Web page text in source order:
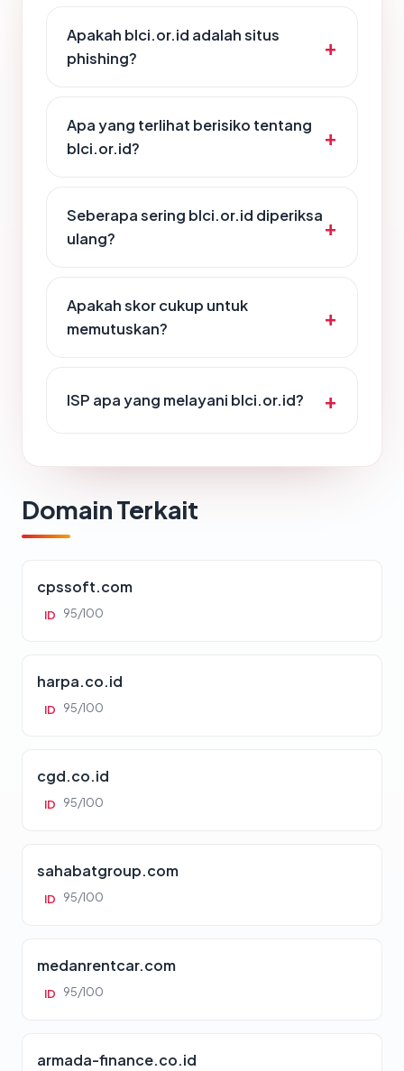
Apakah blci.or.id adalah situs
phishing?
Apa yang terlihat berisiko tentang
blci.or.id?
Seberapa sering blci.or.id diperiksa
ulang?
Apakah skor cukup untuk
memutuskan?
ISP apa yang melayani blci.or.id?
Domain Terkait
cpssoft.com
ID 95/100
harpa.co.id
ID 95/100
cgd.co.id
ID 95/100
sahabatgroup.com
ID 95/100
medanrentcar.com
ID 95/100
armada-finance.co.id